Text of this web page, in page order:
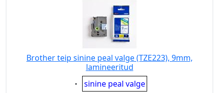
Brother teip sinine peal valge (TZE223), 9mm,
lamineeritud
Eigenschaft:
sinine peal valge